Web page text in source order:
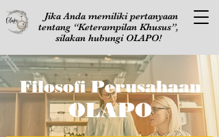
Jika Anda memiliki pertanyaan
tentang “Keterampilan Khusus”,
silakan hubungi OLAPO!
Filosofi Perusahaan
OLAPO